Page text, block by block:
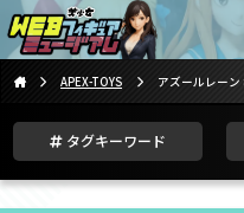
APEX-TOYS アズールレーン
タグキーワード